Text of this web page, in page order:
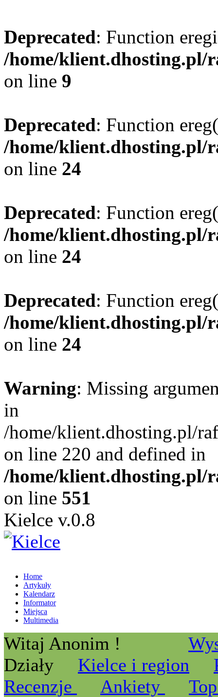
Deprecated: Function
/home/klient.dhosting.pl/
on line 9
Deprecated: Function
/home/klient.dhosting.pl/
on line 24
Deprecated: Function
/home/klient.dhosting.pl/
on line 24
Deprecated: Function
/home/klient.dhosting.pl/
on line 24
Warning: Missing
in
/home/klient.dhosting.pl/
on line 220 and defined in
/home/klient.dhosting.pl/
on line 551
Kielce v.0.8
Home
Artykuły
Kalendarz
Informator
Miejsca
Multimedia
Witaj Anonim !
Działy
Kielce i region
Recenzje
Ankiety